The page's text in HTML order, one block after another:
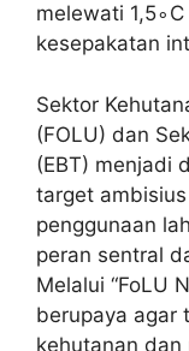
melewati
kesepakatan
Sektor
(FOLU) dan
(EBT) menjadi
target
penggunaan
peran sentral
Melalui “FoLU
berupaya agar
kehutanan dan